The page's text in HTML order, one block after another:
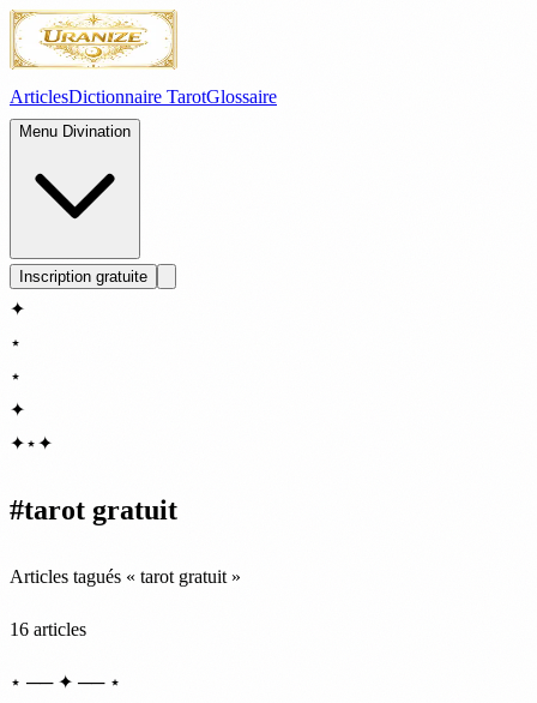
ArticlesDictionnaire TarotGlossaire
Menu Divination
Inscription gratuite
✦
⋆
⋆
✦
✦⋆✦
#tarot gratuit
Articles tagués « tarot gratuit »
16 articles
⋆ ── ✦ ── ⋆